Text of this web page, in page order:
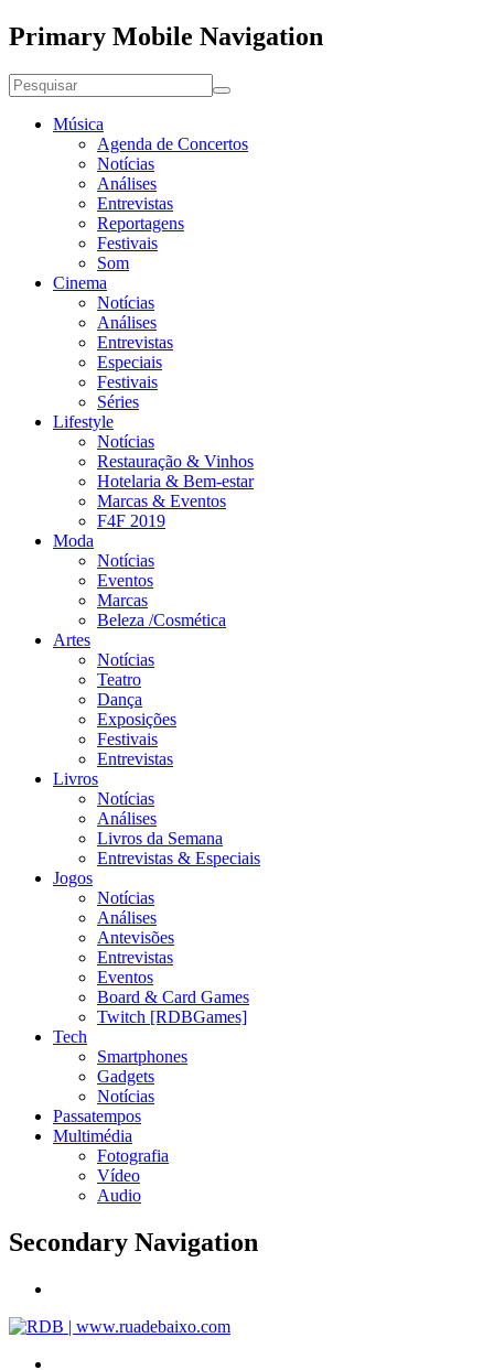
Primary Mobile Navigation
Música
Agenda de Concertos
Notícias
Análises
Entrevistas
Reportagens
Festivais
Som
Cinema
Notícias
Análises
Entrevistas
Especiais
Festivais
Séries
Lifestyle
Notícias
Restauração & Vinhos
Hotelaria & Bem-estar
Marcas & Eventos
F4F 2019
Moda
Notícias
Eventos
Marcas
Beleza /Cosmética
Artes
Notícias
Teatro
Dança
Exposições
Festivais
Entrevistas
Livros
Notícias
Análises
Livros da Semana
Entrevistas & Especiais
Jogos
Notícias
Análises
Antevisões
Entrevistas
Eventos
Board & Card Games
Twitch [RDBGames]
Tech
Smartphones
Gadgets
Notícias
Passatempos
Multimédia
Fotografia
Vídeo
Audio
Secondary Navigation